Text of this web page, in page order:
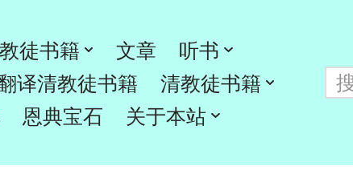
徒书籍 文章
听书
译清教徒书籍
清教徒书籍
恩典宝石 关于本站
导的力量。